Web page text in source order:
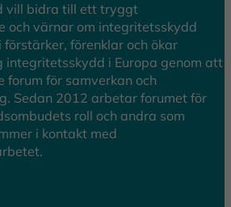
vill bidra till ett tryggt
och värnar om integritetsskydd
förstärker, förenklar och ökar
integritetsskydd i Europa genom att
för samverkan och
Sedan 2012 arbetar forumet för
roll och andra som
i kontakt med